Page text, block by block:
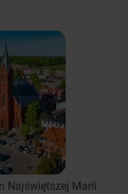
Najświętszej Marii